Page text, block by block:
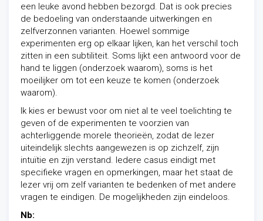
een leuke avond hebben bezorgd. Dat is ook precies
de bedoeling van onderstaande uitwerkingen en
zelfverzonnen varianten. Hoewel sommige
experimenten erg op elkaar lijken, kan het verschil toch
zitten in een subtiliteit. Soms lijkt een antwoord voor de
hand te liggen (onderzoek waarom), soms is het
moeilijker om tot een keuze te komen (onderzoek
waarom).
Ik kies er bewust voor om niet al te veel toelichting te
geven of de experimenten te voorzien van
achterliggende morele theorieën, zodat de lezer
uiteindelijk slechts aangewezen is op zichzelf, zijn
intuïtie en zijn verstand. Iedere casus eindigt met
specifieke vragen en opmerkingen, maar het staat de
lezer vrij om zelf varianten te bedenken of met andere
vragen te eindigen. De mogelijkheden zijn eindeloos.
Nb: